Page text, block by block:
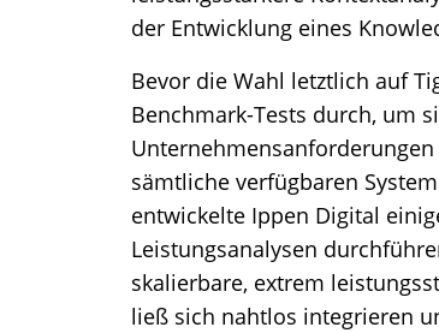
der Entwicklung eines
Bevor die Wahl letztlich auf
Benchmark-Tests durch, um
sämtliche verfügbaren
entwickelte Ippen Digital
Leistungsanalysen
skalierbare, extrem
ließ sich nahtlos integrieren